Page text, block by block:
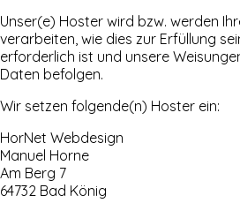
Unser(e) Hoster wird bzw. werden
verarbeiten, wie dies zur Erfüllung
erforderlich ist und unsere
Daten befolgen.
Wir setzen folgende(n) Hoster ein:
HorNet Webdesign
Manuel Horne
Am Berg 7
64732 Bad König